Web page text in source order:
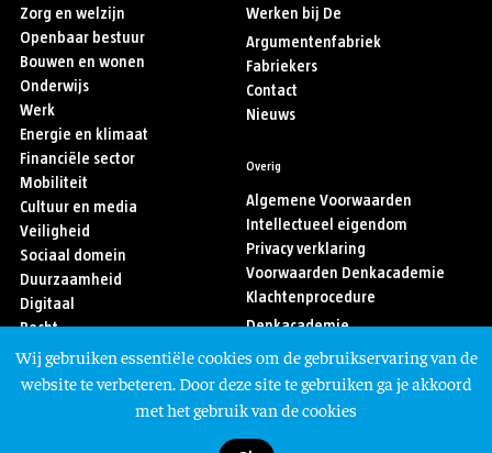
Zorg en welzijn
Openbaar bestuur
Bouwen en wonen
Onderwijs
Werk
Energie en klimaat
Financiële sector
Mobiliteit
Cultuur en media
Veiligheid
Sociaal domein
Duurzaamheid
Digitaal
Recht
Sport
Asiel en migratie
Werken bij De
Argumentenfabriek
Fabriekers
Contact
Nieuws
Overig
Algemene Voorwaarden
Intellectueel eigendom
Privacy verklaring
Voorwaarden Denkacademie
Klachtenprocedure
Denkacademie
Volg ons
Wij gebruiken essentiële cookies om de gebruikservaring van de
website te verbeteren. Door deze site te gebruiken ga je akkoord
met het gebruik van de cookies